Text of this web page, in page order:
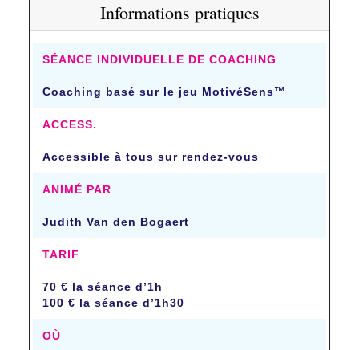
Informations pratiques
SÉANCE INDIVIDUELLE DE COACHING
Coaching basé sur le jeu MotivéSens™
ACCESS.
Accessible à tous sur rendez-vous
ANIMÉ PAR
Judith Van den Bogaert
TARIF
70 € la séance d’1h
100 € la séance d’1h30
OÙ